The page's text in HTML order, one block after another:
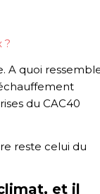
?
A quoi
du CAC40
reste celui du
et il